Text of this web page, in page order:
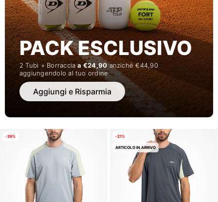
PACK ESCLUSIVO
2 Tubi + Borracciaa €24,90anziché €44,90
aggiungendolo al tuo ordine
Aggiungi e Risparmia
-26% -21%
ARTICOLO IN ARRIVO